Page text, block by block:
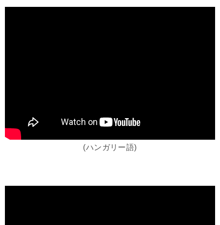
(ハンガリー語)